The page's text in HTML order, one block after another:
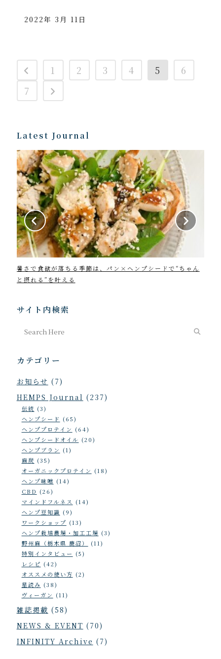
2022年 3月 11日
1 2 3 4 5
6
7
Latest Journal
暑さで食欲が落ちる季節は、パン×ヘンプシードで“ちゃん
と摂れる”を叶える
サイト内検索
カテゴリー
お知らせ (7)
HEMPS Journal (237)
伝統 (3)
ヘンプシード (65)
ヘンププロテイン (64)
ヘンプシードオイル (20)
ヘンプブラン (1)
麻炭 (35)
オーガニックプロテイン (18)
ヘンプ味噌 (14)
CBD (26)
マインドフルネス (14)
ヘンプ豆知識 (9)
ワークショップ (13)
ヘンプ栽培農場・加工工場 (3)
野州麻（栃木県 鹿沼）
(11)
特別インタビュー (5)
レシピ (42)
オススメの使い方 (2)
星読み (38)
ヴィーガン (11)
雑誌掲載 (58)
NEWS & EVENT (70)
INFINITY Archive (7)